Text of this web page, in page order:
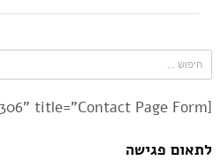
[contact-form-7 id="3306" title="Contact Page Form"]
לתאום פגישה